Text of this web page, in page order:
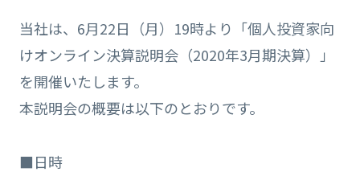
当社は、6月22日（月）19時より「個人投資家向
けオンライン決算説明会（2020年3月期決算）」
を開催いたします。
本説明会の概要は以下のとおりです。
■日時